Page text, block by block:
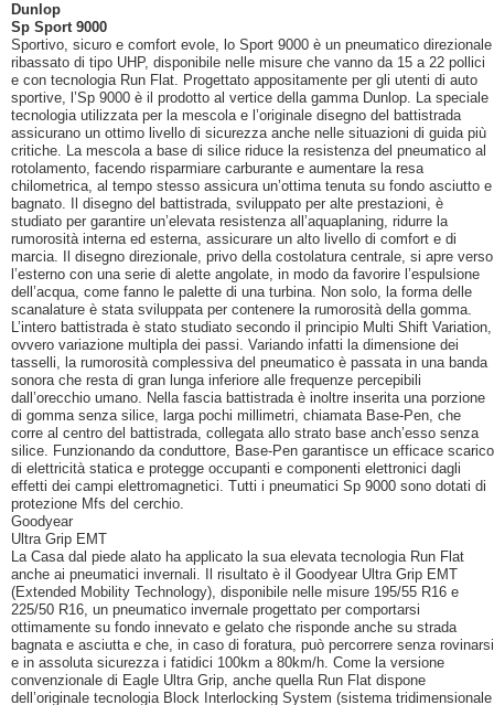
Dunlop
Sp Sport 9000
Sportivo, sicuro e comfort evole, lo Sport 9000 è un pneumatico direzionale
ribassato di tipo UHP, disponibile nelle misure che vanno da 15 a 22 pollici
e con tecnologia Run Flat. Progettato appositamente per gli utenti di auto
sportive, l’Sp 9000 è il prodotto al vertice della gamma Dunlop. La speciale
tecnologia utilizzata per la mescola e l’originale disegno del battistrada
assicurano un ottimo livello di sicurezza anche nelle situazioni di guida più
critiche. La mescola a base di silice riduce la resistenza del pneumatico al
rotolamento, facendo risparmiare carburante e aumentare la resa
chilometrica, al tempo stesso assicura un’ottima tenuta su fondo asciutto e
bagnato. Il disegno del battistrada, sviluppato per alte prestazioni, è
studiato per garantire un’elevata resistenza all’aquaplaning, ridurre la
rumorosità interna ed esterna, assicurare un alto livello di comfort e di
marcia. Il disegno direzionale, privo della costolatura centrale, si apre verso
l’esterno con una serie di alette angolate, in modo da favorire l’espulsione
dell’acqua, come fanno le palette di una turbina. Non solo, la forma delle
scanalature è stata sviluppata per contenere la rumorosità della gomma.
L’intero battistrada è stato studiato secondo il principio Multi Shift Variation,
ovvero variazione multipla dei passi. Variando infatti la dimensione dei
tasselli, la rumorosità complessiva del pneumatico è passata in una banda
sonora che resta di gran lunga inferiore alle frequenze percepibili
dall’orecchio umano. Nella fascia battistrada è inoltre inserita una porzione
di gomma senza silice, larga pochi millimetri, chiamata Base-Pen, che
corre al centro del battistrada, collegata allo strato base anch’esso senza
silice. Funzionando da conduttore, Base-Pen garantisce un efficace scarico
di elettricità statica e protegge occupanti e componenti elettronici dagli
effetti dei campi elettromagnetici. Tutti i pneumatici Sp 9000 sono dotati di
protezione Mfs del cerchio.
Goodyear
Ultra Grip EMT
La Casa dal piede alato ha applicato la sua elevata tecnologia Run Flat
anche ai pneumatici invernali. Il risultato è il Goodyear Ultra Grip EMT
(Extended Mobility Technology), disponibile nelle misure 195/55 R16 e
225/50 R16, un pneumatico invernale progettato per comportarsi
ottimamente su fondo innevato e gelato che risponde anche su strada
bagnata e asciutta e che, in caso di foratura, può percorrere senza rovinarsi
e in assoluta sicurezza i fatidici 100km a 80km/h. Come la versione
convenzionale di Eagle Ultra Grip, anche quella Run Flat dispone
dell’originale tecnologia Block Interlocking System (sistema tridimensionale